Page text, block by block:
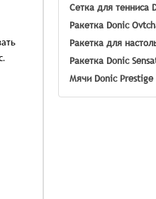
Сетка для тенниса
Ракетка Donic
Ракетка для
Ракетка Donic
Мячи Donic